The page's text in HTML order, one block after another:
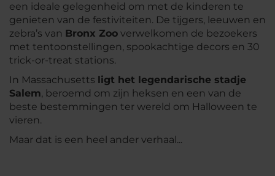
een ideale gelegenheid om met de kinderen te
genieten van de festiviteiten. De tijgers, leeuwen en
zebra’s van Bronx Zoo verwelkomen de bezoekers
met tentoonstellingen, spookachtige decors en 30
trick-or-treat stations.
In Massachusetts ligt het legendarische stadje
Salem, beroemd om zijn heksen en een van de
beste bestemmingen ter wereld om Halloween te
vieren.
Maar dat is een heel ander verhaal...